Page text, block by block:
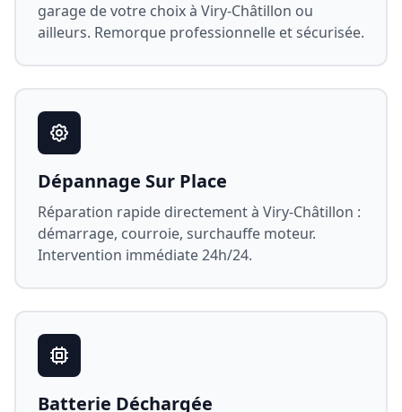
garage de votre choix à Viry-Châtillon ou
ailleurs. Remorque professionnelle et sécurisée.
Dépannage Sur Place
Réparation rapide directement à Viry-Châtillon :
démarrage, courroie, surchauffe moteur.
Intervention immédiate 24h/24.
Batterie Déchargée